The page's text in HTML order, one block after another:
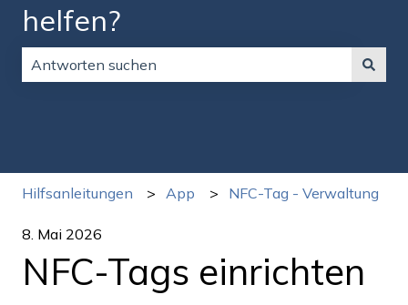
helfen?
Hilfsanleitungen App NFC-Tag - Verwaltung
8. Mai 2026
NFC-Tags einrichten